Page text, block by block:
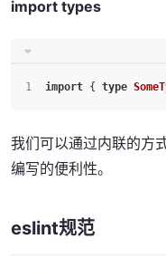
import types
import { type
我们可以通过内联的方
编写的便利性。
eslint规范